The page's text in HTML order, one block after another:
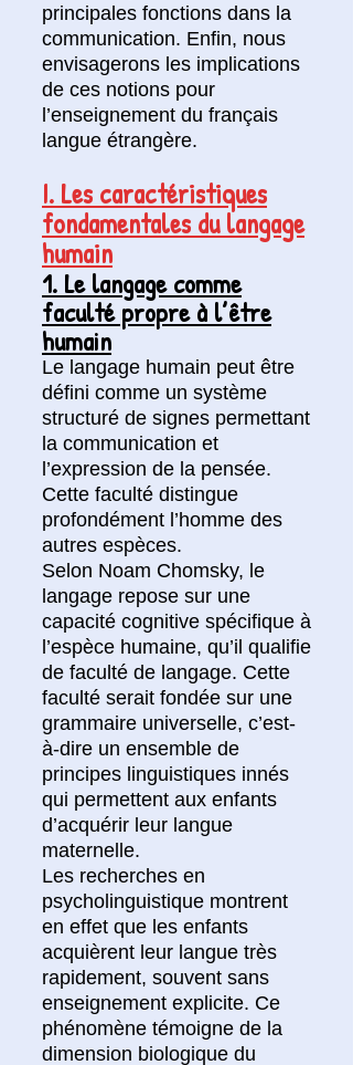
principales fonctions dans la
communication. Enfin, nous
envisagerons les implications
de ces notions pour
l’enseignement du français
langue étrangère.
I. Les caractéristiques
fondamentales du langage
humain
1. Le langage comme
faculté propre à l’être
humain
Le langage humain peut être
défini comme un système
structuré de signes permettant
la communication et
l’expression de la pensée.
Cette faculté distingue
profondément l’homme des
autres espèces.
Selon Noam Chomsky, le
langage repose sur une
capacité cognitive spécifique à
l’espèce humaine, qu’il qualifie
de faculté de langage. Cette
faculté serait fondée sur une
grammaire universelle, c’est-
à-dire un ensemble de
principes linguistiques innés
qui permettent aux enfants
d’acquérir leur langue
maternelle.
Les recherches en
psycholinguistique montrent
en effet que les enfants
acquièrent leur langue très
rapidement, souvent sans
enseignement explicite. Ce
phénomène témoigne de la
dimension biologique du